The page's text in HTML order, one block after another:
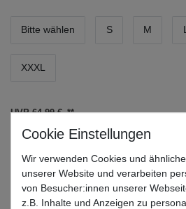
Bitte wählen S M L
XXXL
UVP 64,99 €
58,49 EUR
* inkl. ges. MwSt. zzgl.Versandkosten
Lieferzeit 1-3 Tage (Deutschland); 3-7
Informationen zur Berechnung des
Wir verwenden Cookies und
unserer Website und verarbeiten
von Besucher:innen unserer
z.B. Inhalte und Anzeigen zu